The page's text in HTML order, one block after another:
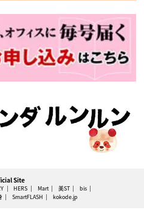
Site
HERS Mart 美ST
bis
SmartFLASH kokode.jp